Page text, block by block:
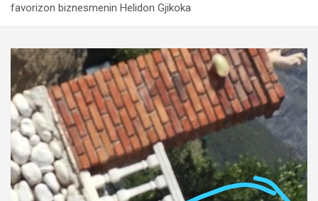
favorizon biznesmenin Helidon Gjikoka